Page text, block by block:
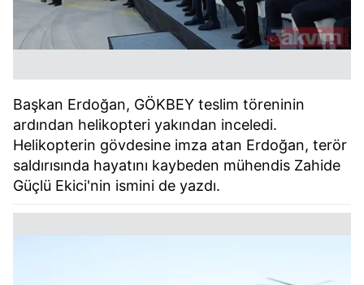
Başkan Erdoğan, GÖKBEY teslim töreninin
ardından helikopteri yakından inceledi.
Helikopterin gövdesine imza atan Erdoğan, terör
saldırısında hayatını kaybeden mühendis Zahide
Güçlü Ekici'nin ismini de yazdı.